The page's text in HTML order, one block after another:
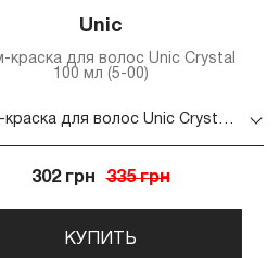
Unic
краска для волос Unic Crystal
100 мл (5-00)
Крем-краска для волос Unic Crystal 100 мл (5-00)
302 грн 335 грн
КУПИТЬ